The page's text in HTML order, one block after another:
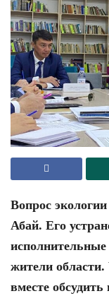
Вопрос
Абай. Его
жители
вместе